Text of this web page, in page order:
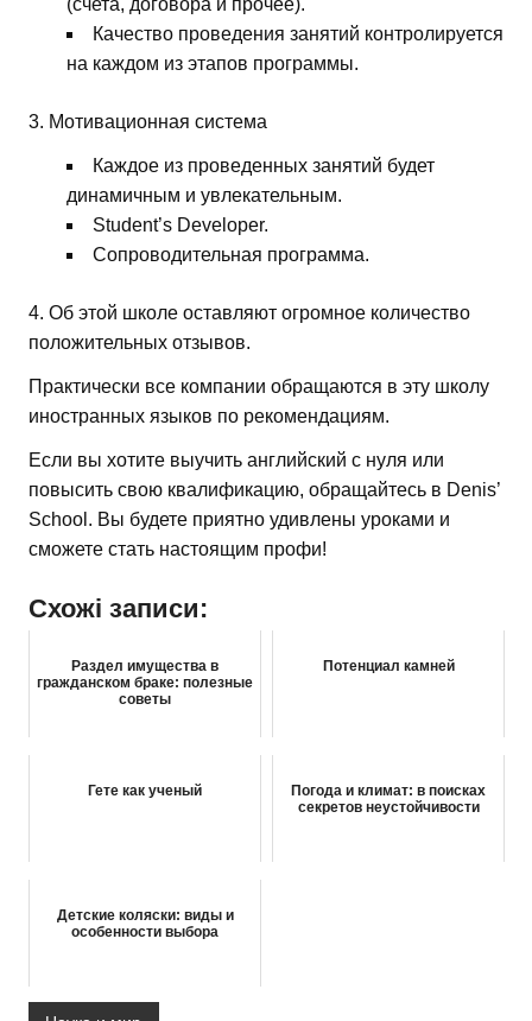
(счета, договора и прочее).
Качество проведения занятий контролируется
на каждом из этапов программы.
3. Мотивационная система
Каждое из проведенных занятий будет
динамичным и увлекательным.
Student’s Developer.
Сопроводительная программа.
4. Об этой школе оставляют огромное количество
положительных отзывов.
Практически все компании обращаются в эту школу
иностранных языков по рекомендациям.
Если вы хотите выучить английский с нуля или
повысить свою квалификацию, обращайтесь в Denis’
School. Вы будете приятно удивлены уроками и
сможете стать настоящим профи!
Схожі записи:
Раздел имущества в
гражданском браке: полезные
советы
Потенциал камней
Гете как ученый
Погода и климат: в поисках
секретов неустойчивости
Детские коляски: виды и
особенности выбора